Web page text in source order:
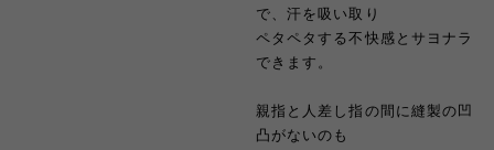
で、汗を吸い取り
ペタペタする不快感とサヨナラ
できます。
親指と人差し指の間に縫製の凹
凸がないのも